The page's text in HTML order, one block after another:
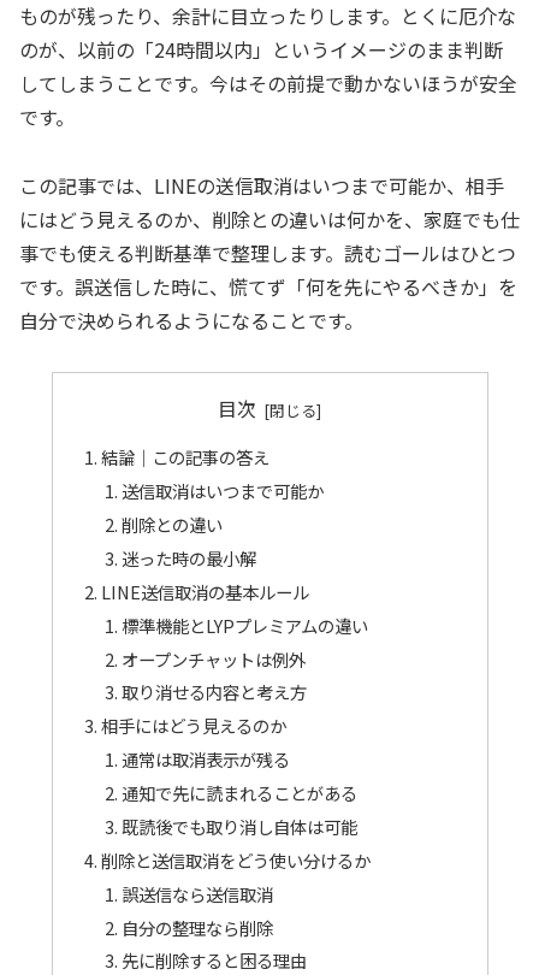
ものが残ったり、余計に目立ったりします。とくに厄介な
のが、以前の「24時間以内」というイメージのまま判断
してしまうことです。今はその前提で動かないほうが安全
です。
この記事では、LINEの送信取消はいつまで可能か、相手
にはどう見えるのか、削除との違いは何かを、家庭でも仕
事でも使える判断基準で整理します。読むゴールはひとつ
です。誤送信した時に、慌てず「何を先にやるべきか」を
自分で決められるようになることです。
目次
結論｜この記事の答え
送信取消はいつまで可能か
削除との違い
迷った時の最小解
LINE送信取消の基本ルール
標準機能とLYPプレミアムの違い
オープンチャットは例外
取り消せる内容と考え方
相手にはどう見えるのか
通常は取消表示が残る
通知で先に読まれることがある
既読後でも取り消し自体は可能
削除と送信取消をどう使い分けるか
誤送信なら送信取消
自分の整理なら削除
先に削除すると困る理由